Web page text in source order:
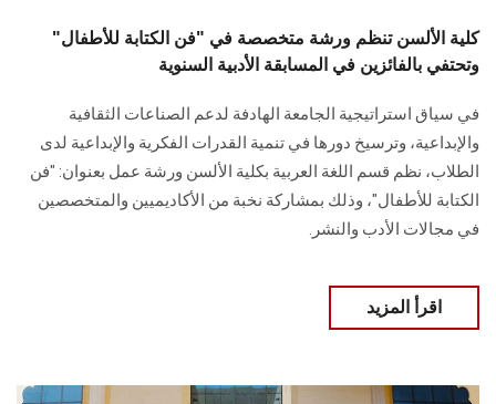
كلية الألسن تنظم ورشة متخصصة في "فن الكتابة للأطفال"
وتحتفي بالفائزين في المسابقة الأدبية السنوية
في سياق استراتيجية الجامعة الهادفة لدعم الصناعات الثقافية
والإبداعية، وترسيخ دورها في تنمية القدرات الفكرية والإبداعية لدى
الطلاب، نظم قسم اللغة العربية بكلية الألسن ورشة عمل بعنوان: "فن
الكتابة للأطفال"، وذلك بمشاركة نخبة من الأكاديميين والمتخصصين
في مجالات الأدب والنشر.
اقرأ المزيد